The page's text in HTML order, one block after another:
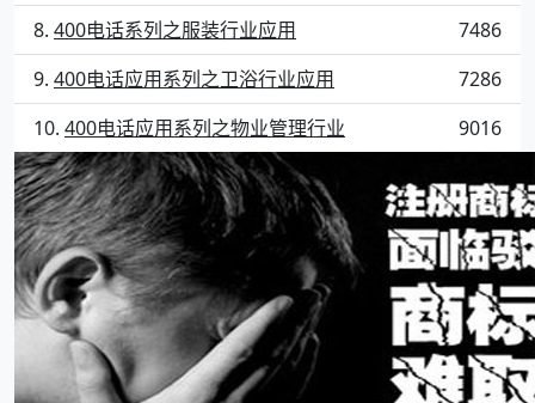
400电话系列之服装行业应用
7486
400电话应用系列之卫浴行业应用
7286
400电话应用系列之物业管理行业
9016